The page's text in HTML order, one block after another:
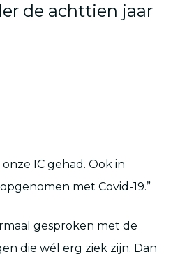
de achttien jaar
IC gehad. Ook in
met Covid-19.”
gesproken met de
die wél erg ziek zijn. Dan